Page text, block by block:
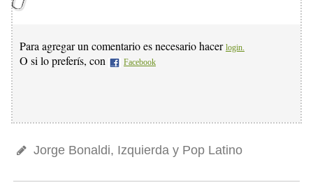
Para agregar un comentario es necesario hacer login.
O si lo preferís, con Facebook
Jorge Bonaldi, Izquierda y Pop Latino